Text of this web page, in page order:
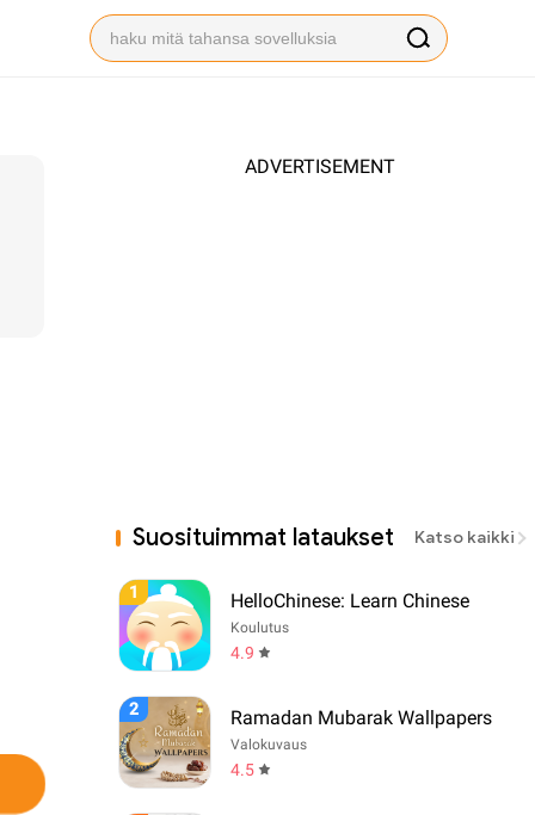
ADVERTISEMENT
Suosituimmat lataukset Katso kaikki
1 HelloChinese: Learn Chinese
Koulutus
4.9
2 Ramadan Mubarak Wallpapers
Valokuvaus
4.5